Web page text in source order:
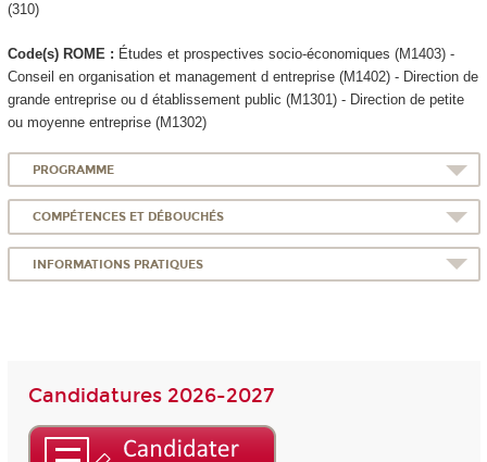
(310)
Code(s) ROME : Études et prospectives socio-économiques (M1403) -
Conseil en organisation et management d entreprise (M1402) - Direction de
grande entreprise ou d établissement public (M1301) - Direction de petite
ou moyenne entreprise (M1302)
PROGRAMME
COMPÉTENCES ET DÉBOUCHÉS
INFORMATIONS PRATIQUES
Candidatures 2026-2027